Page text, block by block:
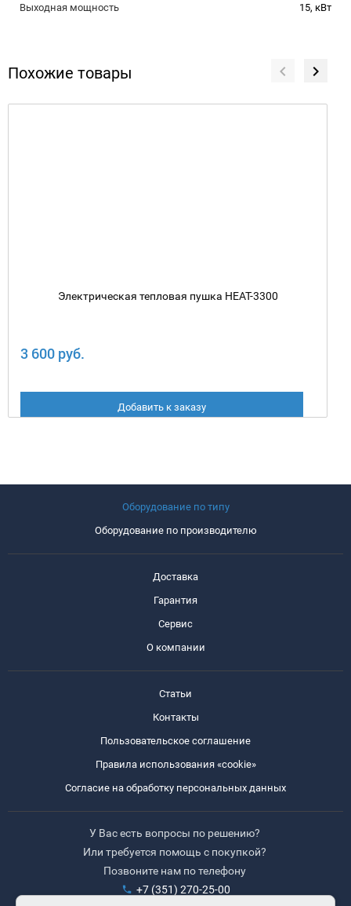
Выходная мощность 15, кВт
Похожие товары
Электрическая тепловая пушка HEAT-3300
3 600 руб.
Добавить к заказу
Оборудование по типу
Оборудование по производителю
Доставка
Гарантия
Сервис
О компании
Статьи
Контакты
Пользовательское соглашение
Правила использования «cookie»
Согласие на обработку персональных данных
У Вас есть вопросы по решению?
Или требуется помощь с покупкой?
Позвоните нам по телефону
+7 (351) 270-25-00